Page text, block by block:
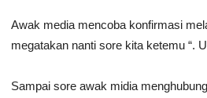
Awak media mencoba konfirmasi
megatakan nanti sore kita ketemu “.
Sampai sore awak midia